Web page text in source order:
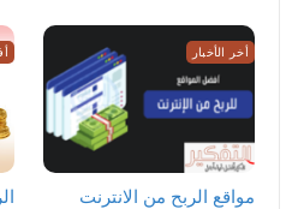
أخر الأخبار
مواقع الربح من الانترنت